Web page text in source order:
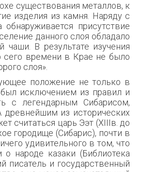
существования металлов, к
изделия из камня. Наряду с
присутствие
данного слоя обладало
чаши. В результате изучения
сего времени в Крае не было
слоя».
положение не только в
исключением из правил и
с легендарным Сибарисом,
древнейшим из исторических
считаться царь Ээт (XIIIв. до
городище (Сибарис), почти в
удивительного в том, что
народе казаки (Библиотека
писатель и государственный